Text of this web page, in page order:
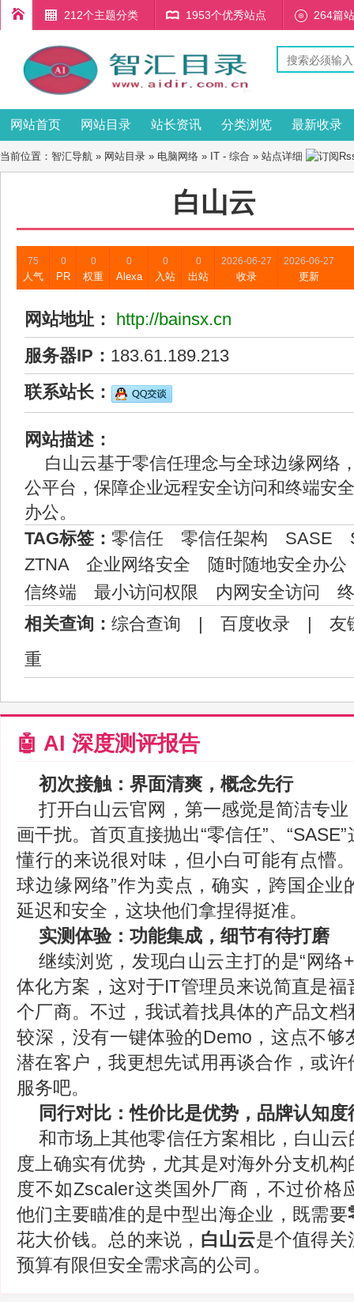
212个主题分类 1953个优秀站点 264篇
网站首页 网站目录 站长资讯 分类浏览 最新收录
当前位置： 智汇导航 » 网站目录 » 电脑网络 » IT - 综合 » 站点详细
白山云
75
人气
0
PR
0
权重
0
Alexa
0
入站
0
出站
2026-06-27
收录
2026-06-27
更新
网站地址：
http://bainsx.cn
服务器IP： 183.61.189.213
联系站长：
网站描述：
白山云基于零信任理念与全球边缘网络
公平台，保障企业远程安全访问和终端安
办公。
TAG标签： 零信任 零信任架构 SASE
ZTNA
企业网络安全
随时随地安全办公
信终端
最小访问权限 内网安全访问
相关查询： 综合查询 | 百度收录 | 友
重
🤖 AI 深度测评报告
初次接触：界面清爽，概念先行
打开白山云官网，第一感觉是简洁专
画干扰。首页直接抛出“零信任”、
懂行的来说很对味，但小白可能有点懵
球边缘网络”作为卖点，确实，跨国企业
延迟和安全，这块他们拿捏得挺准。
实测体验：功能集成，细节有待打磨
继续浏览，发现白山云主打的是“网络
体化方案，这对于IT管理员来说简直是
个厂商。不过，我试着找具体的产品文
较深，没有一键体验的Demo，这点不够
潜在客户，我更想先试用再谈合作，或
服务吧。
同行对比：性价比是优势，品牌认知度
和市场上其他零信任方案相比，白山云
度上确实有优势，尤其是对海外分支机
度不如Zscaler这类国外厂商，不过价格
他们主要瞄准的是中型出海企业，既需要
花大价钱。总的来说， 白山云是个值得关
预算有限但安全需求高的公司。